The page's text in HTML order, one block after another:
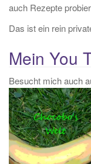
auch Rezepte
Das ist ein rein
Mein You
Besucht mich auch